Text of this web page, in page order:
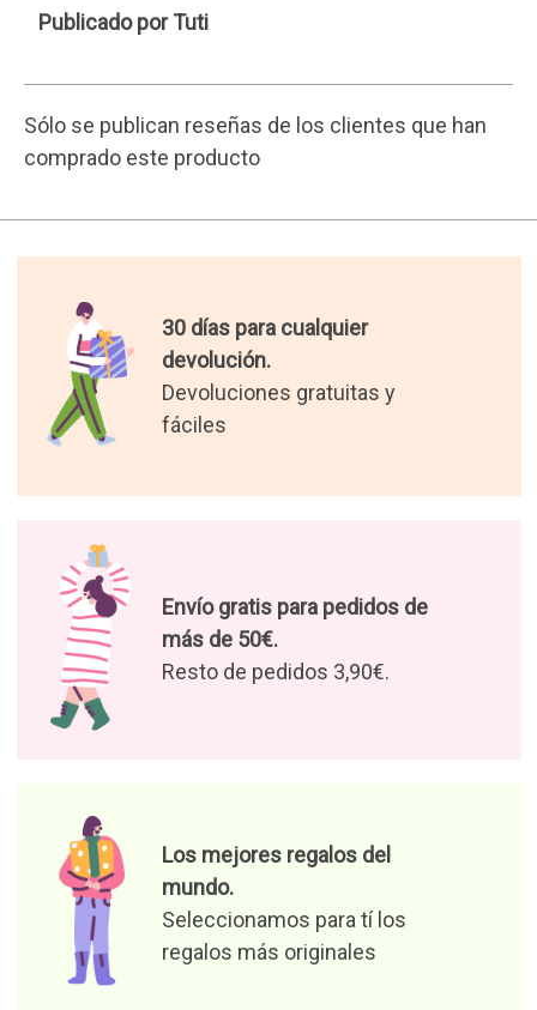
Tuti
Publicado por Tuti
Sólo se publican reseñas de los clientes que han
comprado este producto
30 días para cualquier
devolución.
Devoluciones gratuitas y
fáciles
Envío gratis para pedidos de
más de 50€.
Resto de pedidos 3,90€.
Los mejores regalos del
mundo.
Seleccionamos para tí los
regalos más originales